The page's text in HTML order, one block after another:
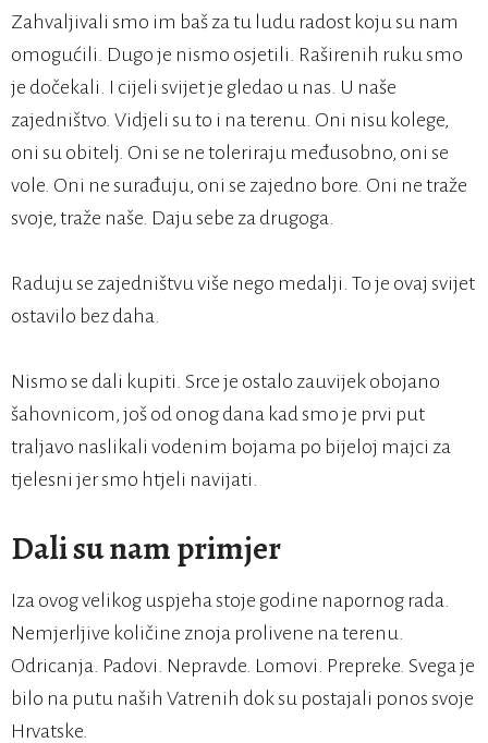
Zahvaljivali smo im baš za tu ludu radost koju su nam
omogućili. Dugo je nismo osjetili. Raširenih ruku smo
je dočekali. I cijeli svijet je gledao u nas. U naše
zajedništvo. Vidjeli su to i na terenu. Oni nisu kolege,
oni su obitelj. Oni se ne toleriraju međusobno, oni se
vole. Oni ne surađuju, oni se zajedno bore. Oni ne traže
svoje, traže naše. Daju sebe za drugoga.
Raduju se zajedništvu više nego medalji. To je ovaj svijet
ostavilo bez daha.
Nismo se dali kupiti. Srce je ostalo zauvijek obojano
šahovnicom, još od onog dana kad smo je prvi put
traljavo naslikali vodenim bojama po bijeloj majci za
tjelesni jer smo htjeli navijati.
Dali su nam primjer
Iza ovog velikog uspjeha stoje godine napornog rada.
Nemjerljive količine znoja prolivene na terenu.
Odricanja. Padovi. Nepravde. Lomovi. Prepreke. Svega je
bilo na putu naših Vatrenih dok su postajali ponos svoje
Hrvatske.